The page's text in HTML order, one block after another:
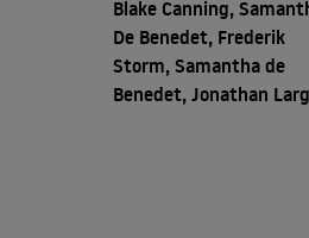
Blake Canning,
De Benedet, Frederik
Storm, Samantha de
Benedet, Jonathan